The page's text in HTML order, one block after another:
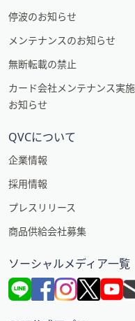
停波のお知らせ
メンテナンスのお知らせ
無断転載の禁止
カード会社メンテナンス実
お知らせ
QVCについて
企業情報
採用情報
プレスリリース
商品供給会社募集
ソーシャルメディア一覧